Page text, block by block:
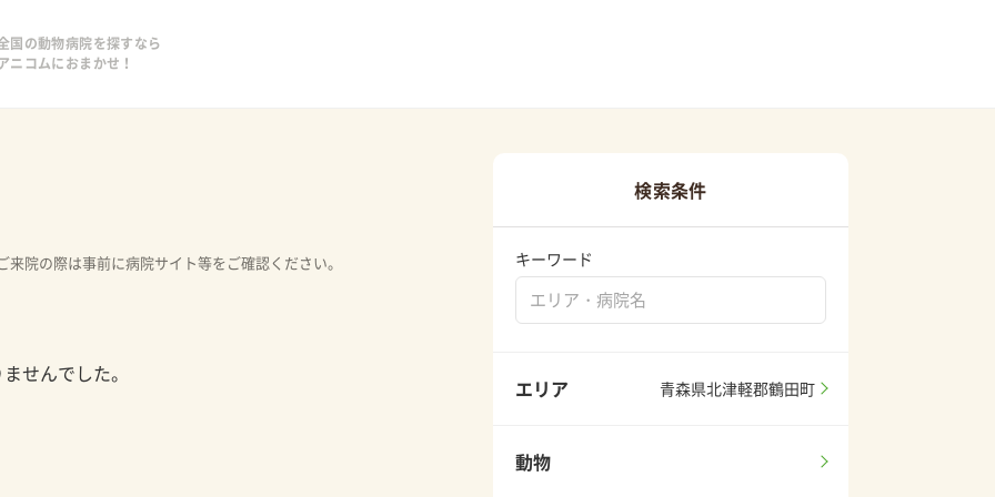
国の動物病院を探すなら
ニコムにおまかせ！
院の際は事前に病院サイト等をご確認ください。
せんでした。
検索条件
キーワード
エリア 青森県北津軽郡鶴田町
動物